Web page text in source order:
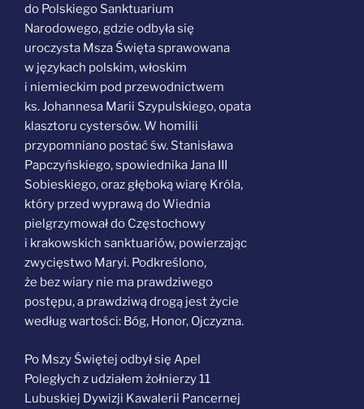
do Polskiego Sanktuarium
Narodowego, gdzie odbyła się
uroczysta Msza Święta sprawowana
w językach polskim, włoskim
i niemieckim pod przewodnictwem
ks. Johannesa Marii Szypulskiego, opata
klasztoru cystersów. W homilii
przypomniano postać św. Stanisława
Papczyńskiego, spowiednika Jana III
Sobieskiego, oraz głęboką wiarę Króla,
który przed wyprawą do Wiednia
pielgrzymował do Częstochowy
i krakowskich sanktuariów, powierzając
zwycięstwo Maryi. Podkreślono,
że bez wiary nie ma prawdziwego
postępu, a prawdziwą drogą jest życie
według wartości: Bóg, Honor, Ojczyzna.
Po Mszy Świętej odbył się Apel
Poległych z udziałem żołnierzy 11
Lubuskiej Dywizji Kawalerii Pancernej